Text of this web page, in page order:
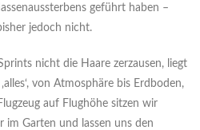
geführt haben –
jedoch nicht.
nicht die Haare zerzausen, liegt
von Atmosphäre bis Erdboden,
auf Flughöhe sitzen wir
im Garten und lassen uns den